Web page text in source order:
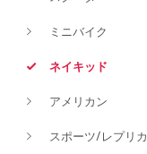
ミニバイク
ネイキッド
アメリカン
スポーツ/レプリカ
価格